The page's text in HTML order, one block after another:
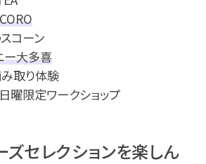
コーン
ー大多喜
取り体験
曜限定ワークショップ
セレクションを楽しん